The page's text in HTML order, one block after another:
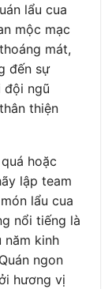
lẩu cua
mộc mạc
mát,
đến sự
đội ngũ
thiện
hoặc
lập team
lẩu cua
nổi tiếng là
năm kinh
ngon
hương vị